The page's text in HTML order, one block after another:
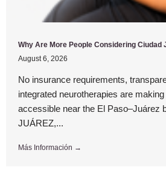
Why Are More People Considering Ciudad
August 6, 2026
No insurance requirements,
integrated neurotherapies are
accessible near the El Paso–Juárez
JUÁREZ,...
Más Información →